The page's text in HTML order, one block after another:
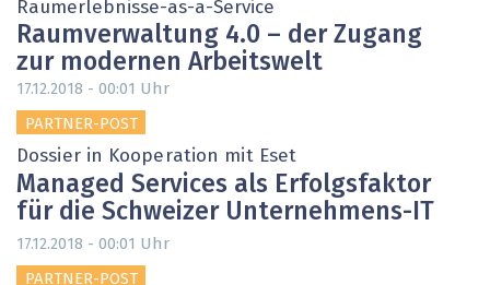
Raumerlebnisse-as-a-Service
Raumverwaltung 4.0 – der Zugang
zur modernen Arbeitswelt
17.12.2018 - 00:01 Uhr
PARTNER-POST
Dossier in Kooperation mit Eset
Managed Services als Erfolgsfaktor
für die Schweizer Unternehmens-IT
17.12.2018 - 00:01 Uhr
PARTNER-POST